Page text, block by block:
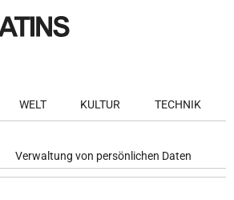
WELT KULTUR TECHNIK
Verwaltung von persönlichen Daten